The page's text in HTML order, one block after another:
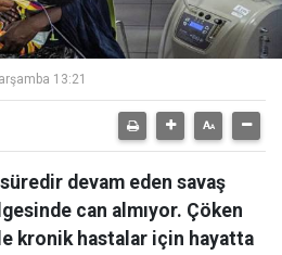
13:21
süredir devam eden savaş
can almıyor. Çöken
kronik hastalar için hayatta